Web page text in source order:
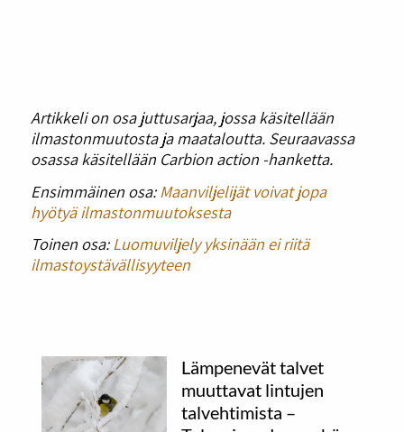
Artikkeli on osa juttusarjaa, jossa käsitellään
ilmastonmuutosta ja maataloutta. Seuraavassa
osassa käsitellään Carbion action -hanketta.
Ensimmäinen osa: Maanviljelijät voivat jopa
hyötyä ilmastonmuutoksesta
Toinen osa:Luomuviljely yksinään ei riitä
ilmastoystävällisyyteen
Lämpenevät talvet
muuttavat lintujen
talvehtimista –